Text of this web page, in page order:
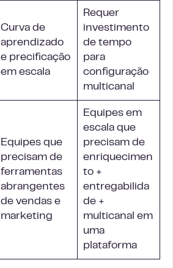
Curva de
aprendizado
e precificação
em escala
Requer
investimento
de tempo
para
configuração
multicanal
Equipes que
precisam de
ferramentas
abrangentes
de vendas e
marketing
Equipes em
escala que
precisam de
enriquecimen
to +
entregabilida
de +
multicanal em
uma
plataforma